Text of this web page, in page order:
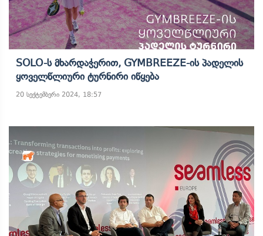
SOLO-Ს Მხარდაჭერით, GYMBREEZE-Ის Პადელის
Ყოველწლიური Ტურნირი Იწყება
20 სექტემბერი 2024, 18:57